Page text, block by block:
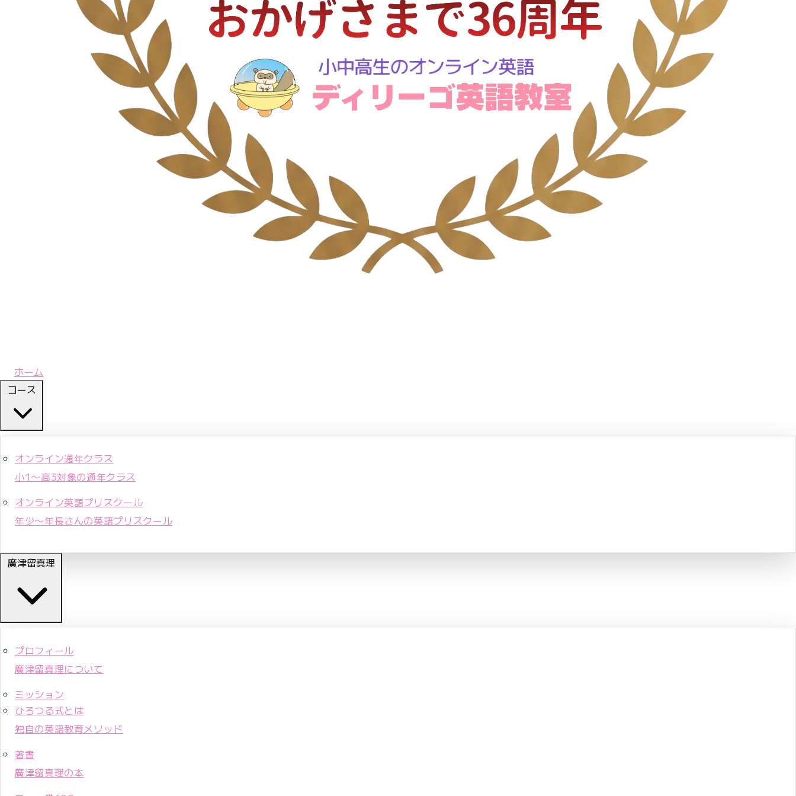
ホーム
コース
オンライン通年クラス
小1〜高3対象の通年クラス
オンライン英語プリスクール
年少〜年長さんの英語プリスクール
廣津留真理
プロフィール
廣津留真理について
ミッション
ひろつる式とは
独自の英語教育メソッド
著書
廣津留真理の本